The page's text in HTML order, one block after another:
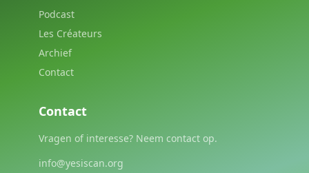
Podcast
Les Créateurs
Archief
Contact
Contact
Vragen of interesse? Neem contact op.
info@yesiscan.org